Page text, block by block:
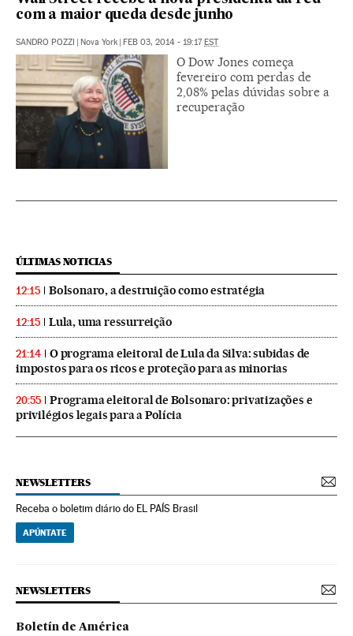
com a maior queda desde junho
SANDRO POZZI | Nova York | FEB 03, 2014 - 19:17EST
O Dow Jones começa
fevereiro com perdas de
2,08% pelas dúvidas sobre a
recuperação
ÚLTIMAS NOTICIAS
12:15 Bolsonaro, a destruição como estratégia
12:15 Lula, uma ressurreição
21:14
O programa eleitoral de Lula da Silva: subidas de
impostos para os ricos e proteção para as minorias
20:55
Programa eleitoral de Bolsonaro: privatizações e
privilégios legais para a Polícia
NEWSLETTERS
Receba o boletim diário do EL PAÍS Brasil
APÚNTATE
NEWSLETTERS
Boletín de América